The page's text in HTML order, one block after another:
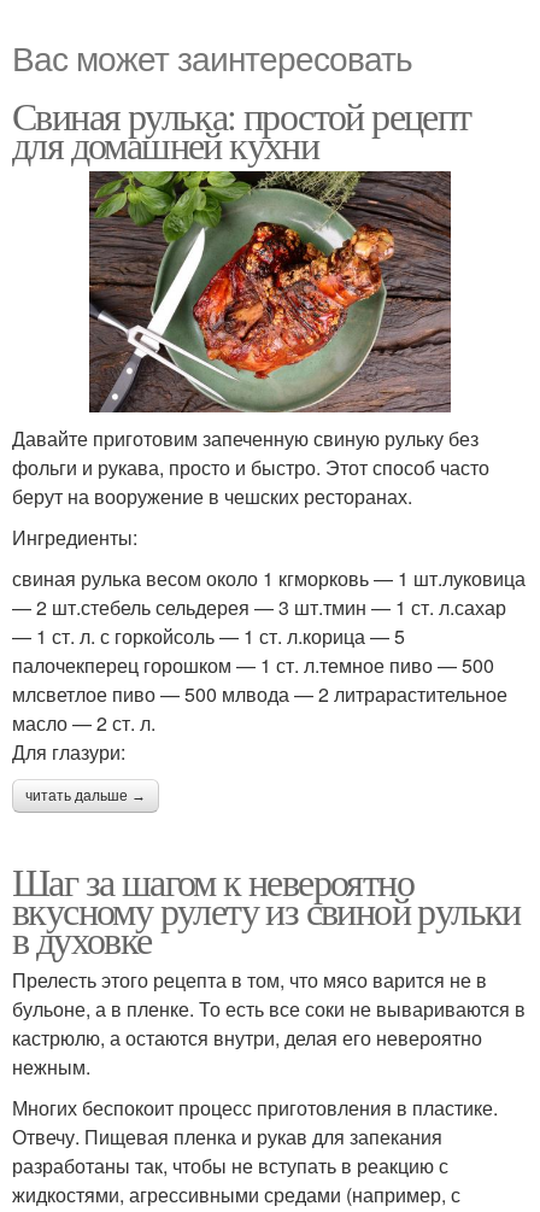
Вас может заинтересовать
Свиная рулька: простой рецепт
для домашней кухни
Давайте приготовим запеченную свиную рульку без
фольги и рукава, просто и быстро. Этот способ часто
берут на вооружение в чешских ресторанах.
Ингредиенты:
свиная рулька весом около 1 кгморковь — 1 шт.луковица
— 2 шт.стебель сельдерея — 3 шт.тмин — 1 ст. л.сахар
— 1 ст. л. с горкойсоль — 1 ст. л.корица — 5
палочекперец горошком — 1 ст. л.темное пиво — 500
млсветлое пиво — 500 млвода — 2 литрарастительное
масло — 2 ст. л.
Для глазури:
читать дальше →
Шаг за шагом к невероятно
вкусному рулету из свиной рульки
в духовке
Прелесть этого рецепта в том, что мясо варится не в
бульоне, а в пленке. То есть все соки не вывариваются в
кастрюлю, а остаются внутри, делая его невероятно
нежным.
Многих беспокоит процесс приготовления в пластике.
Отвечу. Пищевая пленка и рукав для запекания
разработаны так, чтобы не вступать в реакцию с
жидкостями, агрессивными средами (например, с